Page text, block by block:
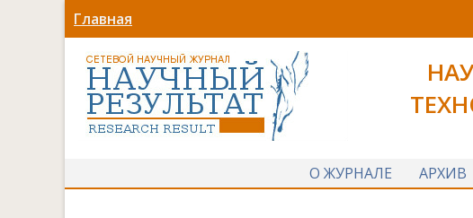
Главная
О ЖУРНАЛЕ
АРХИВ